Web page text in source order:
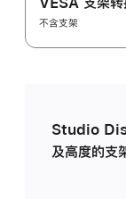
不含支架
Studio
及高度的支